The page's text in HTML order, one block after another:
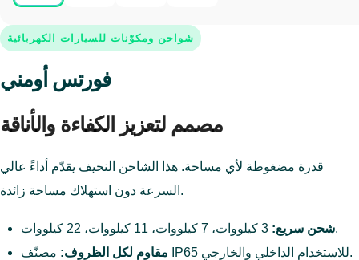
شواحن ومكوّنات للسيارات الكهربائية
فورتس أومني
مصمم لتعزيز الكفاءة والأناقة
قدرة مضغوطة لأي مساحة. هذا الشاحن النحيف يقدّم أداءً عالي
السرعة دون استهلاك مساحة زائدة.
شحن سريع:3 كيلووات، 7 كيلووات، 11 كيلووات، 22 كيلووات.
مقاوم لكل الظروف:
مصنّف IP65 للاستخدام الداخلي والخارجي.